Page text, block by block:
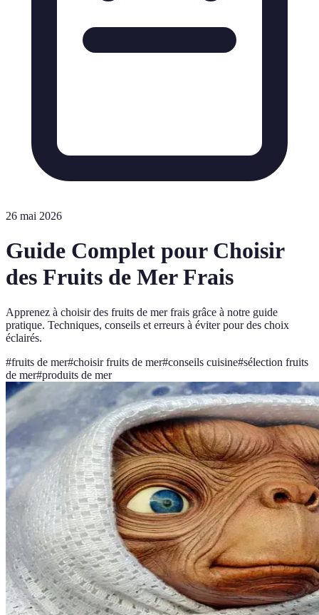
26 mai 2026
Guide Complet pour Choisir
des Fruits de Mer Frais
Apprenez à choisir des fruits de mer frais grâce à notre guide
pratique. Techniques, conseils et erreurs à éviter pour des choix
éclairés.
#fruits de mer#choisir fruits de mer#conseils cuisine#sélection fruits
de mer#produits de mer